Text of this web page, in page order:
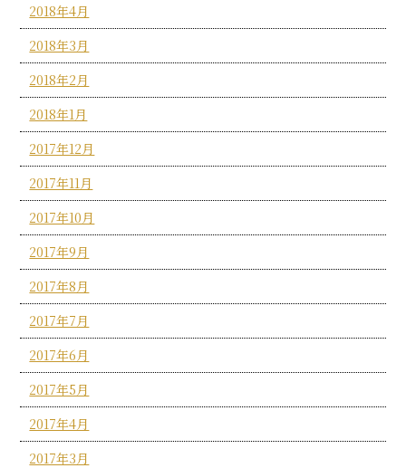
2018年4月
2018年3月
2018年2月
2018年1月
2017年12月
2017年11月
2017年10月
2017年9月
2017年8月
2017年7月
2017年6月
2017年5月
2017年4月
2017年3月